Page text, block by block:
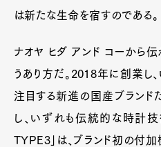
は新たな生命を宿すのである。
ナオヤ ヒダ アンド コーから伝
うあり方だ。2018年に創業
注目する新進の国産ブランド
し、いずれも伝統的な時計
TYPE3」は、ブランド初の付加